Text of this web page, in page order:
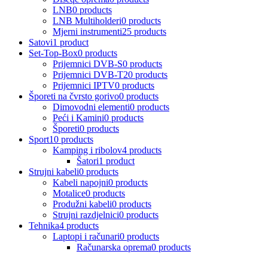
LNB0 products
LNB Multiholderi0 products
Mjerni instrumenti25 products
Satovi1 product
Set-Top-Box0 products
Prijemnici DVB-S0 products
Prijemnici DVB-T20 products
Prijemnici IPTV0 products
Šporeti na čvrsto gorivo0 products
Dimovodni elementi0 products
Peći i Kamini0 products
Šporeti0 products
Sport10 products
Kamping i ribolov4 products
Šatori1 product
Strujni kabeli0 products
Kabeli napojni0 products
Motalice0 products
Produžni kabeli0 products
Strujni razdjelnici0 products
Tehnika4 products
Laptopi i računari0 products
Računarska oprema0 products